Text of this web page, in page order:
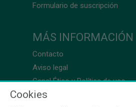
Formulario de suscripción
MÁS INFORMACIÓN
Contacto
Aviso legal
Canal Ético y Política de uso
Cookies